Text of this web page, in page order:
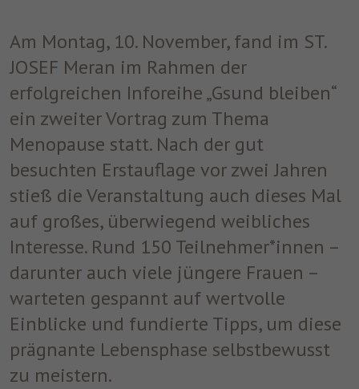
Am Montag, 10. November, fand im ST.
JOSEF Meran im Rahmen der
erfolgreichen Inforeihe „Gsund bleiben“
ein zweiter Vortrag zum Thema
Menopause statt. Nach der gut
besuchten Erstauflage vor zwei Jahren
stieß die Veranstaltung auch dieses Mal
auf großes, überwiegend weibliches
Interesse. Rund 150 Teilnehmer*innen –
darunter auch viele jüngere Frauen –
warteten gespannt auf wertvolle
Einblicke und fundierte Tipps, um diese
prägnante Lebensphase selbstbewusst
zu meistern.
Zweck
Dieses Cookie wird verwendet, um Ihre
Cookie-Einstellungen für diese Website zu
speichern.
indem sie Informationen über ihre Nutzung sammeln und
Marketing
Benutzt um die Web-Navigation des Nutzers zu überwachen und
ein Profil seiner Gewohnheiten zu erstellen.
Name _fbp
Laufzeit 3 Monate
Zweck
Dieses Cookie wird von Facebook gesetzt,
um nach dem Besuch der Website entweder
auf Facebook oder auf einer digitalen
Plattform, die von Facebook-Werbung
unterstützt wird, Werbung anzuzeigen.
Cookie-Informationen anzeigen